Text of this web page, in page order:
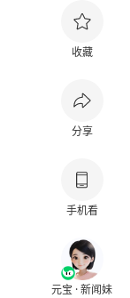
收藏
分享
手机看
元宝 · 新闻妹